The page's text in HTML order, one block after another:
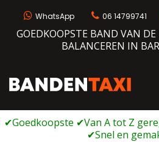
WhatsApp 06 14799741
GOEDKOOPSTE BAND VAN
BALANCEREN IN